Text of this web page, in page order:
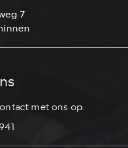
7
met ons op.